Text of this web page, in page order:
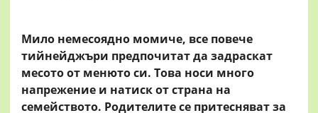
Мило немесоядно момиче, все повече
тийнейджъри предпочитат да задраскат
месото от менюто си. Това носи много
напрежение и натиск от страна на
семейството. Родителите се притесняват за